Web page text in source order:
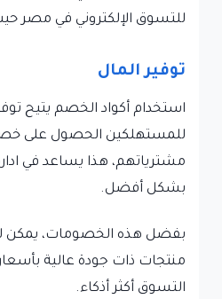
للتسوق الإلكتروني في مصر
توفير المال
استخدام أكواد الخصم يتيح
للمستهلكين الحصول على
مشترياتهم، هذا يساعد في
بشكل أفضل.
بفضل هذه الخصومات، يمكن
منتجات ذات جودة عالية
التسوق أكثر أذكاء.